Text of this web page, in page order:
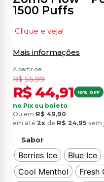
1500 Puffs
Clique e veja!
Mais informações
A partir de
R$55,99
R$44,91 10% OFF
no Pix ou boleto
Ou em R$ 49,90
em até 2x de R$ 24,95 sem
Sabor
Berries Ice Blue Ice
Cool Menthol
Fresh